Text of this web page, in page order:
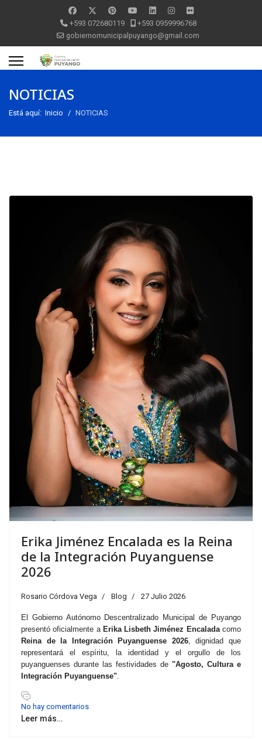
+593 072680119
+593 0959996768
gobiernomunicipalpuyango@gmail.com
NOTICIAS
Está aquí: Inicio NOTICIAS
Erika Jiménez Encalada es la Reina
de la Integración Puyanguense
2026
Rosario Córdova Vega Blog 27 Julio 2026
El Gobierno Autónomo Descentralizado Municipal de Puyango
presentó oficialmente a Erika Lisbeth Jiménez Encaladacomo
Reina de la Integración Puyanguense 2026, dignidad que
representará el espíritu, la identidad y el orgullo de los
puyanguenses durante las festividades de "Agosto, Cultura e
Integración Puyanguense"
No hay comentarios
Leer más…